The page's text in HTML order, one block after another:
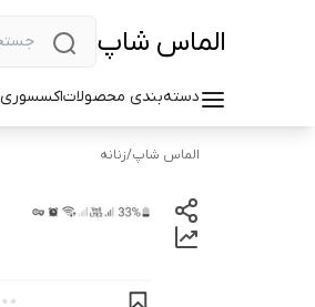
الماس شاپ
دسته‌بندی محصولاتاکسسوری
الماس شاپ/زنانه